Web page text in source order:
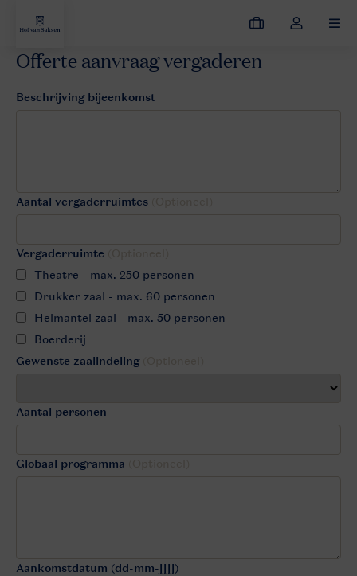
Mijn
Open
Offerte aanvraag vergaderen
Beschrijving bijeenkomst
Aantal vergaderruimtes
Vergaderruimte
Theatre - max. 250 personen
Drukker zaal - max. 60 personen
Helmantel zaal - max. 50 personen
Boerderij
Gewenste zaalindeling
Aantal personen
Globaal programma
Aankomstdatum (dd-mm-jjjj)